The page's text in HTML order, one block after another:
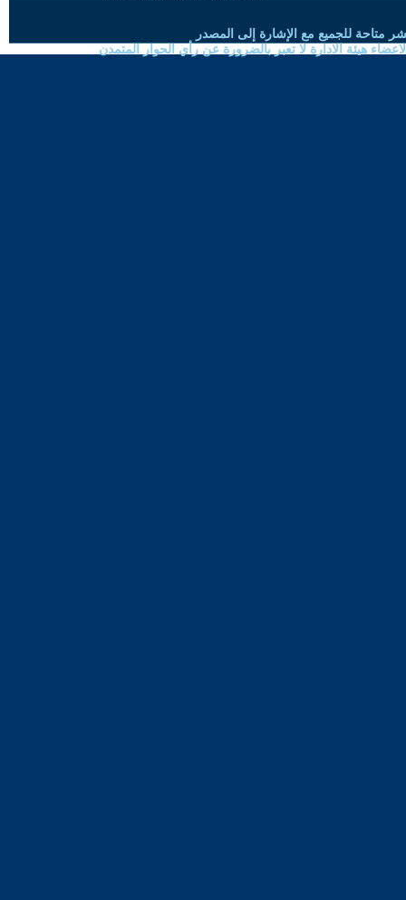
متاحة للجميع مع الإشارة إلى المصدر
هيئة الادارة لا تعبر بالضرورة عن رأي الحوار المتمدن